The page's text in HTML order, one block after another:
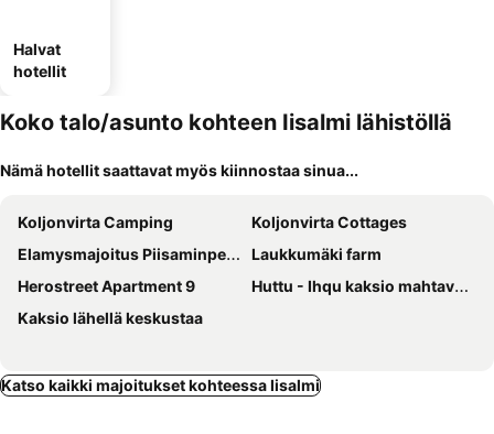
Halvat
hotellit
Koko talo/asunto kohteen Iisalmi lähistöllä
Nämä hotellit saattavat myös kiinnostaa sinua...
Koljonvirta Camping
Koljonvirta Cottages
Elamysmajoitus Piisaminpesa
Laukkumäki farm
Herostreet Apartment 9
Huttu - Ihqu kaksio mahtavalla sijainnilla
Kaksio lähellä keskustaa
Katso kaikki majoitukset kohteessa Iisalmi